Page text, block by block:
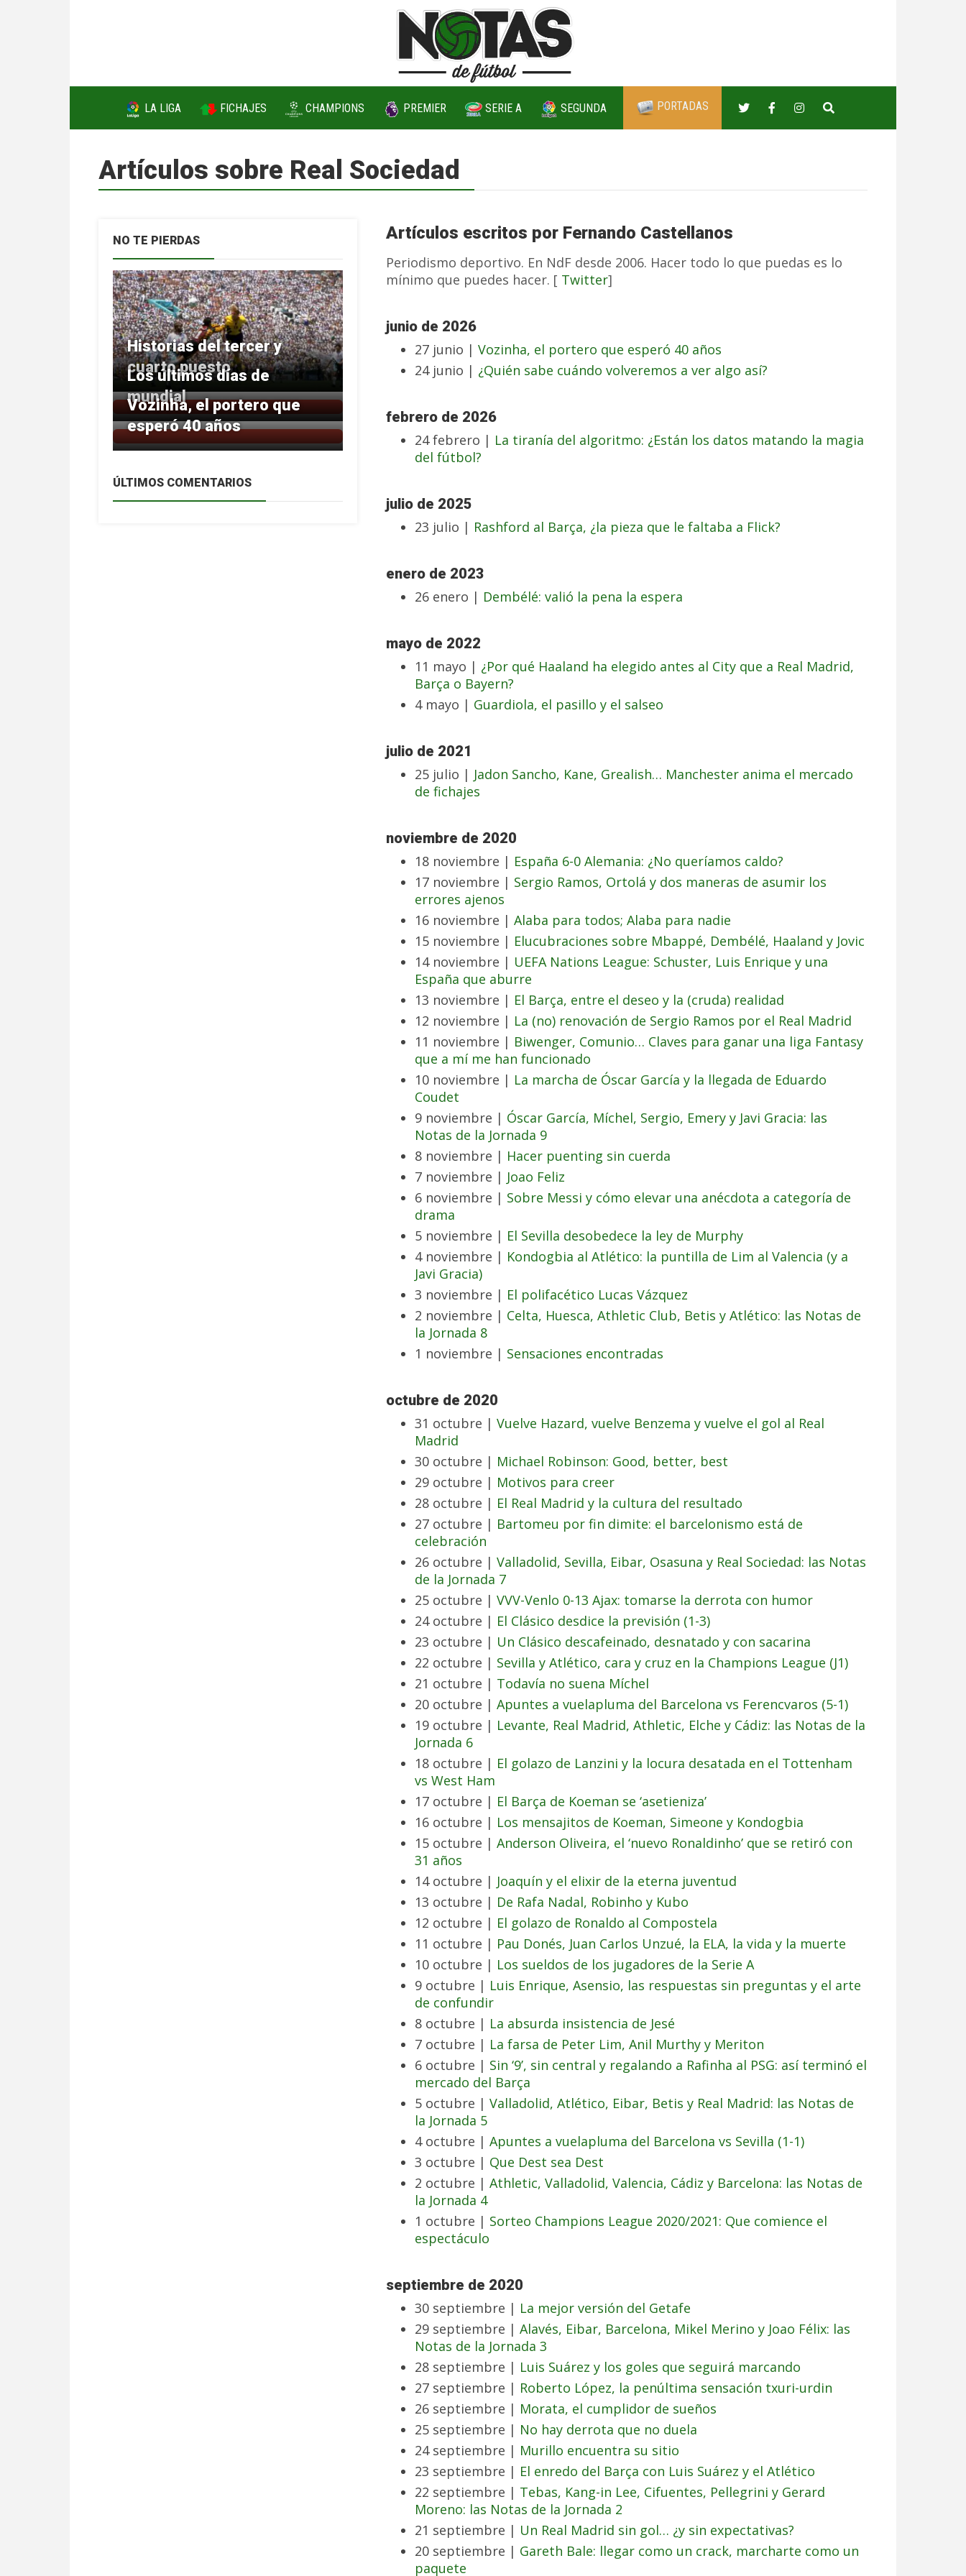
LA LIGA FICHAJES CHAMPIONS PREMIER SERIE A SEGUNDA PORTADAS
Artículos sobre Real Sociedad
Artículos escritos por Fernando Castellanos
Periodismo deportivo. En NdF desde 2006. Hacer todo lo que puedas es lo
mínimo que puedes hacer. [ Twitter]
junio de 2026
27 junio | Vozinha, el portero que esperó 40 años
24 junio | ¿Quién sabe cuándo volveremos a ver algo así?
febrero de 2026
24 febrero | La tiranía del algoritmo: ¿Están los datos matando la magia
del fútbol?
julio de 2025
23 julio | Rashford al Barça, ¿la pieza que le faltaba a Flick?
enero de 2023
26 enero | Dembélé: valió la pena la espera
mayo de 2022
11 mayo | ¿Por qué Haaland ha elegido antes al City que a Real Madrid,
Barça o Bayern?
4 mayo | Guardiola, el pasillo y el salseo
julio de 2021
25 julio | Jadon Sancho, Kane, Grealish… Manchester anima el mercado
de fichajes
noviembre de 2020
18 noviembre | España 6-0 Alemania: ¿No queríamos caldo?
17 noviembre | Sergio Ramos, Ortolá y dos maneras de asumir los
errores ajenos
16 noviembre | Alaba para todos; Alaba para nadie
15 noviembre | Elucubraciones sobre Mbappé, Dembélé, Haaland y Jovic
14 noviembre | UEFA Nations League: Schuster, Luis Enrique y una
España que aburre
13 noviembre | El Barça, entre el deseo y la (cruda) realidad
12 noviembre | La (no) renovación de Sergio Ramos por el Real Madrid
11 noviembre | Biwenger, Comunio… Claves para ganar una liga Fantasy
que a mí me han funcionado
10 noviembre | La marcha de Óscar García y la llegada de Eduardo
Coudet
9 noviembre | Óscar García, Míchel, Sergio, Emery y Javi Gracia: las
Notas de la Jornada 9
8 noviembre | Hacer puenting sin cuerda
7 noviembre | Joao Feliz
6 noviembre | Sobre Messi y cómo elevar una anécdota a categoría de
drama
5 noviembre | El Sevilla desobedece la ley de Murphy
4 noviembre | Kondogbia al Atlético: la puntilla de Lim al Valencia (y a
Javi Gracia)
3 noviembre | El polifacético Lucas Vázquez
2 noviembre | Celta, Huesca, Athletic Club, Betis y Atlético: las Notas de
la Jornada 8
1 noviembre | Sensaciones encontradas
octubre de 2020
31 octubre | Vuelve Hazard, vuelve Benzema y vuelve el gol al Real
Madrid
30 octubre | Michael Robinson: Good, better, best
29 octubre | Motivos para creer
28 octubre | El Real Madrid y la cultura del resultado
27 octubre | Bartomeu por fin dimite: el barcelonismo está de
celebración
26 octubre | Valladolid, Sevilla, Eibar, Osasuna y Real Sociedad: las Notas
de la Jornada 7
25 octubre | VVV-Venlo 0-13 Ajax: tomarse la derrota con humor
24 octubre | El Clásico desdice la previsión (1-3)
23 octubre | Un Clásico descafeinado, desnatado y con sacarina
22 octubre | Sevilla y Atlético, cara y cruz en la Champions League (J1)
21 octubre | Todavía no suena Míchel
20 octubre | Apuntes a vuelapluma del Barcelona vs Ferencvaros (5-1)
19 octubre | Levante, Real Madrid, Athletic, Elche y Cádiz: las Notas de la
Jornada 6
18 octubre | El golazo de Lanzini y la locura desatada en el Tottenham
vs West Ham
17 octubre | El Barça de Koeman se ‘asetieniza’
16 octubre | Los mensajitos de Koeman, Simeone y Kondogbia
15 octubre | Anderson Oliveira, el ‘nuevo Ronaldinho’ que se retiró con
31 años
14 octubre | Joaquín y el elixir de la eterna juventud
13 octubre | De Rafa Nadal, Robinho y Kubo
12 octubre | El golazo de Ronaldo al Compostela
11 octubre | Pau Donés, Juan Carlos Unzué, la ELA, la vida y la muerte
10 octubre | Los sueldos de los jugadores de la Serie A
9 octubre | Luis Enrique, Asensio, las respuestas sin preguntas y el arte
de confundir
8 octubre | La absurda insistencia de Jesé
7 octubre | La farsa de Peter Lim, Anil Murthy y Meriton
6 octubre | Sin ‘9’, sin central y regalando a Rafinha al PSG: así terminó el
mercado del Barça
5 octubre | Valladolid, Atlético, Eibar, Betis y Real Madrid: las Notas de
la Jornada 5
4 octubre | Apuntes a vuelapluma del Barcelona vs Sevilla (1-1)
3 octubre | Que Dest sea Dest
2 octubre | Athletic, Valladolid, Valencia, Cádiz y Barcelona: las Notas de
la Jornada 4
1 octubre | Sorteo Champions League 2020/2021: Que comience el
espectáculo
septiembre de 2020
30 septiembre | La mejor versión del Getafe
29 septiembre | Alavés, Eibar, Barcelona, Mikel Merino y Joao Félix: las
Notas de la Jornada 3
28 septiembre | Luis Suárez y los goles que seguirá marcando
27 septiembre | Roberto López, la penúltima sensación txuri-urdin
26 septiembre | Morata, el cumplidor de sueños
25 septiembre | No hay derrota que no duela
24 septiembre | Murillo encuentra su sitio
23 septiembre | El enredo del Barça con Luis Suárez y el Atlético
22 septiembre | Tebas, Kang-in Lee, Cifuentes, Pellegrini y Gerard
Moreno: las Notas de la Jornada 2
21 septiembre | Un Real Madrid sin gol… ¿y sin expectativas?
20 septiembre | Gareth Bale: llegar como un crack, marcharte como un
paquete
NO TE PIERDAS
Historias del tercer y
cuarto puesto
Los últimos días de
mundial
Vozinha, el portero que
esperó 40 años
ÚLTIMOS COMENTARIOS